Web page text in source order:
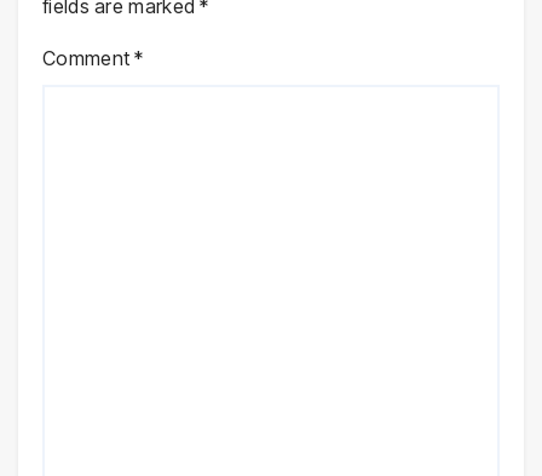
fields are marked*
Comment*